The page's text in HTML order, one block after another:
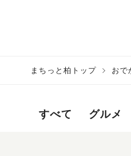
まちっと柏トップ おで
すべて グルメ